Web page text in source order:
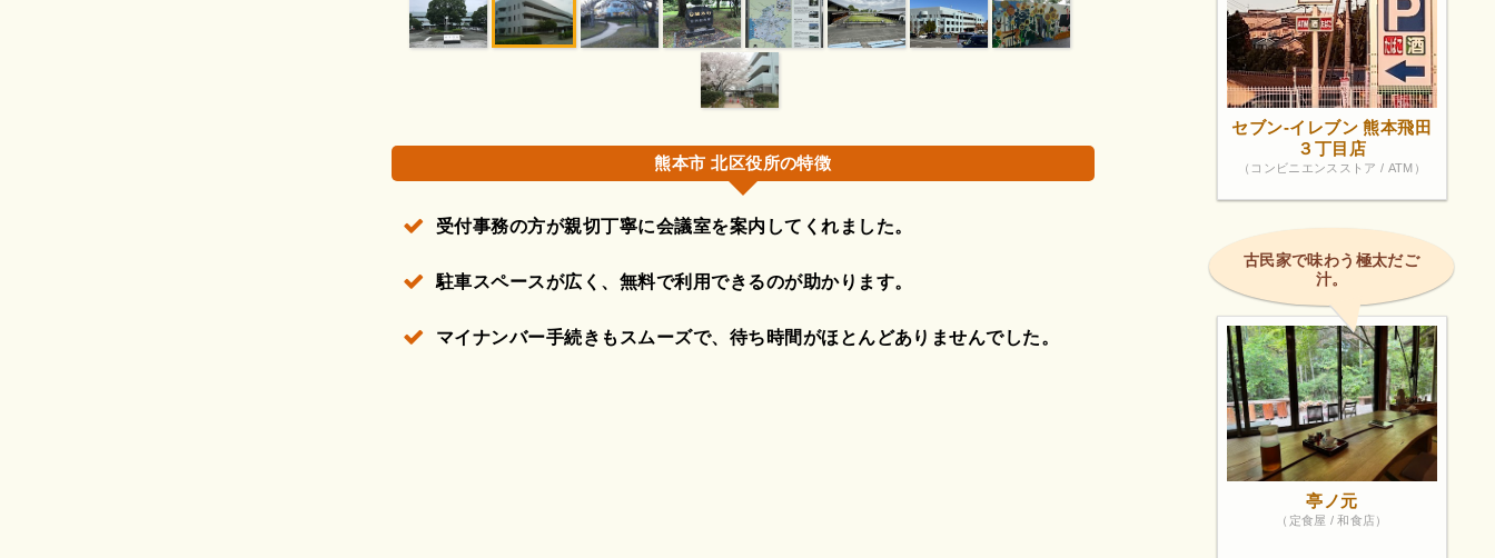
熊本市 北区役所の特徴
受付事務の方が親切丁寧に会議室を案内してくれました。
駐車スペースが広く、無料で利用できるのが助かります。
マイナンバー手続きもスムーズで、待ち時間がほとんどありませんでした。
セブン-イレブン 熊本飛田
３丁目店
（コンビニエンスストア / ATM）
古民家で味わう極太だご
汁。
亭ノ元
（定食屋 / 和食店）